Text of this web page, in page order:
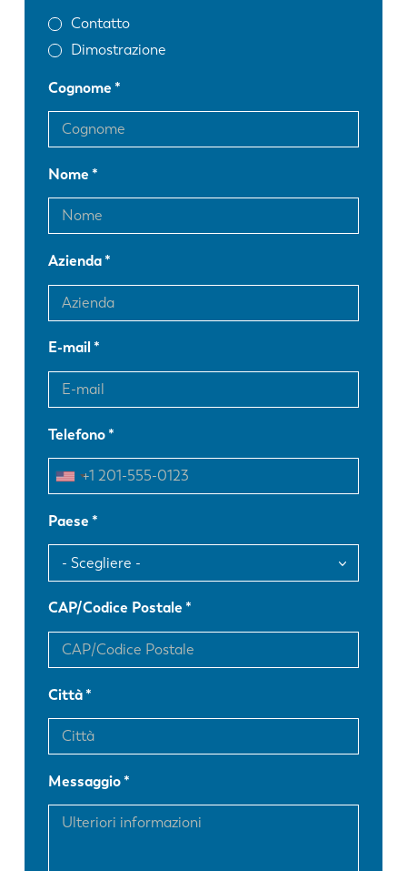
Contatto
Dimostrazione
Cognome
Nome
Azienda
E-mail
Telefono
Paese
CAP/Codice Postale
Città
Messaggio